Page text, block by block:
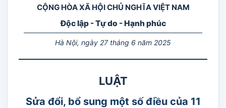
CỘNG HÒA XÃ HỘI CHỦ NGHĨA VIỆT NAM
Độc lập - Tự do - Hạnh phúc
Hà Nội, ngày 27 tháng 6 năm 2025
LUẬT
Sửa đổi, bổ sung một số điều của 11